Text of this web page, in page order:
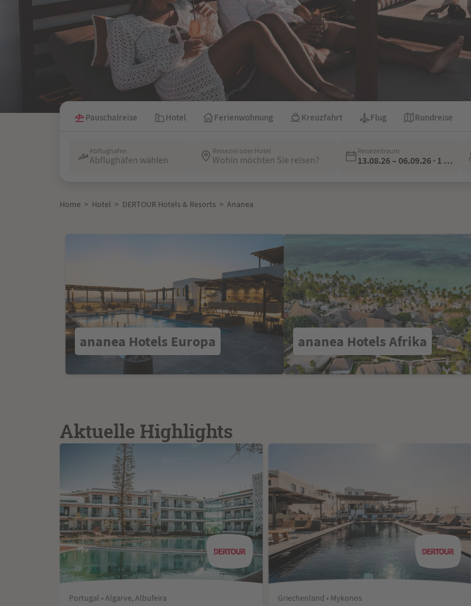
Pauschalreise Hotel Ferienwohnung Kreuzfahrt Flug Rundreise
Abflughafen
Abflughäfen wählen
Reiseziel oder Hotel
Wohin möchten Sie reisen?
Reisezeitraum
13.08.26 – 06.09.26 · 1 Woche
Home > Hotel > DERTOUR Hotels & Resorts > Ananea
ananea Hotels Europa ananea Hotels Afrika
Aktuelle Highlights
Portugal • Algarve, Albufeira Griechenland • Mykonos